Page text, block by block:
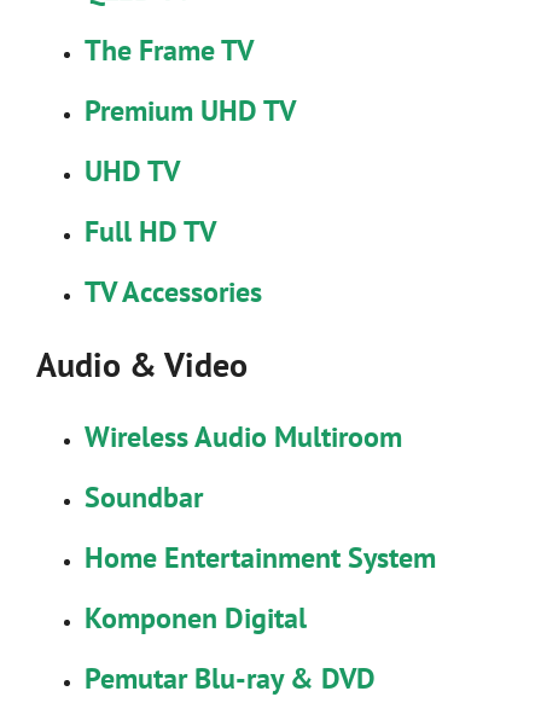
The Frame TV
Premium UHD TV
UHD TV
Full HD TV
TV Accessories
Audio & Video
Wireless Audio Multiroom
Soundbar
Home Entertainment System
Komponen Digital
Pemutar Blu-ray & DVD